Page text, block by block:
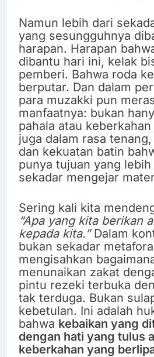
Namun lebih dari
yang sesungguhnya
harapan. Harapan
dibantu hari ini, kelak
pemberi. Bahwa roda
berputar. Dan dalam
para muzakki pun
manfaatnya: bukan
pahala atau
juga dalam rasa
dan kekuatan batin
punya tujuan yang
sekadar mengejar
Sering kali kita
“Apa yang kita berikan
kepada kita.”Dalam
bukan sekadar
mengisahkan
menunaikan zakat
pintu rezeki terbuka
tak terduga. Bukan
kebetulan. Ini adalah
bahwa kebaikan yang
dengan hati yang tulus
keberkahan yang